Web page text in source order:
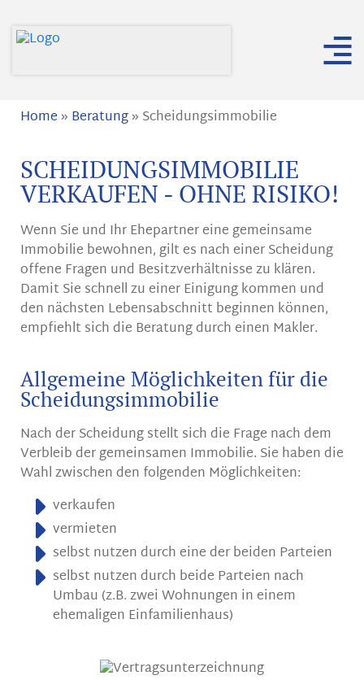
Home » Beratung» Scheidungsimmobilie
SCHEIDUNGSIMMOBILIE
VERKAUFEN - OHNE RISIKO!
Wenn Sie und Ihr Ehepartner eine gemeinsame
Immobilie bewohnen, gilt es nach einer Scheidung
offene Fragen und Besitzverhältnisse zu klären.
Damit Sie schnell zu einer Einigung kommen und
den nächsten Lebensabschnitt beginnen können,
empfiehlt sich die Beratung durch einen Makler.
Allgemeine Möglichkeiten für die
Scheidungsimmobilie
Nach der Scheidung stellt sich die Frage nach dem
Verbleib der gemeinsamen Immobilie. Sie haben die
Wahl zwischen den folgenden Möglichkeiten:
verkaufen
vermieten
selbst nutzen durch eine der beiden Parteien
selbst nutzen durch beide Parteien nach
Umbau (z.B. zwei Wohnungen in einem
ehemaligen Einfamilienhaus)